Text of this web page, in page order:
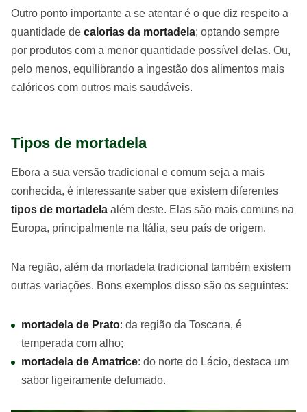
Outro ponto importante a se atentar é o que diz respeito a
quantidade de calorias da mortadela; optando sempre
por produtos com a menor quantidade possível delas. Ou,
pelo menos, equilibrando a ingestão dos alimentos mais
calóricos com outros mais saudáveis.
Tipos de mortadela
Ebora a sua versão tradicional e comum seja a mais
conhecida, é interessante saber que existem diferentes
tipos de mortadela além deste. Elas são mais comuns na
Europa, principalmente na Itália, seu país de origem.
Na região, além da mortadela tradicional também existem
outras variações. Bons exemplos disso são os seguintes:
mortadela de Prato: da região da Toscana, é
temperada com alho;
mortadela de Amatrice: do norte do Lácio, destaca um
sabor ligeiramente defumado.